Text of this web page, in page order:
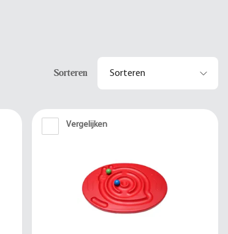
Sorteren
Vergelijken